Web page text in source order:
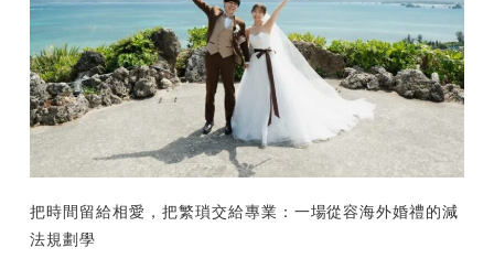
把時間留給相愛，把繁瑣交給專業：一場從容海外婚禮的減
法規劃學